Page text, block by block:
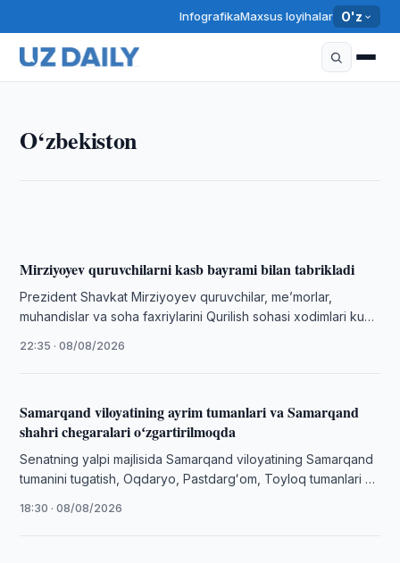
InfografikaMaxsus loyihalar O'z
O‘zbekiston
O‘zbekiston Jurnalistlar uyushmasi huzurida
Mirziyoyev quruvchilarni kasb bayrami bilan tabrikladi
Prezident Shavkat Mirziyoyev quruvchilar, meʼmorlar,
muhandislar va soha faxriylarini Qurilish sohasi xodimlari kuni
22:35 · 08/08/2026
Samarqand viloyatining ayrim tumanlari va Samarqand
shahri chegaralari oʻzgartirilmoqda
Senatning yalpi majlisida Samarqand viloyatining Samarqand
tumanini tugatish, Oqdaryo, Pastdargʻom, Toyloq tumanlari va
masala muhokama …
18:30 · 08/08/2026